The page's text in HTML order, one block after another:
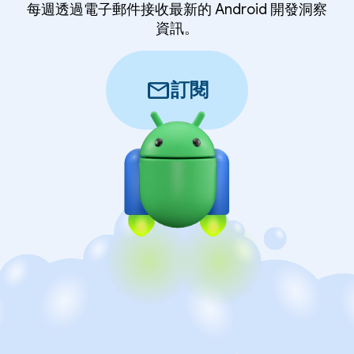
每週透過電子郵件接收最新的 Android 開發洞察
資訊。
mail訂閱